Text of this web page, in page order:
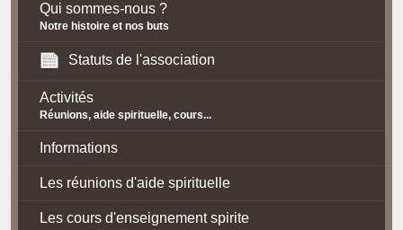
Qui sommes-nous ?
Notre histoire et nos buts
Statuts de l'association
Activités
Réunions, aide spirituelle, cours...
Informations
Les réunions d'aide spirituelle
Les cours d'enseignement spirite